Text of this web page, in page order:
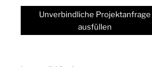
Unverbindliche Projektanfrage
ausfüllen